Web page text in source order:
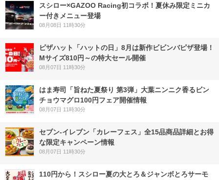
スシロー×GAZOO Racing初コラボ！夏休み限定ミニカ
ー付きメニュー登場
08月08日 11時30分
ピザハット「ハットの日」8月は新作ビビンバピザ登場！
Mサイズ810円～の特大セール開催
08月07日 11時30分
はま寿司「旨ねた夏祭り 第3弾」大葉ニンニク香るビン
チョウマグロ100円フェア開催情報
08月07日 11時30分
セブン‐イレブン「カレーフェス」全15品商品詳細とお得
な限定キャンペーン情報
08月07日 11時30分
110円から！スシロー夏の大とろ＆ジャンボとろサーモ